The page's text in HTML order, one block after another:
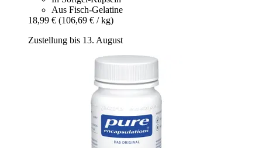
Aus Fisch-Gelatine
18,99 € (106,69 € / kg)
Zustellung bis 13. August